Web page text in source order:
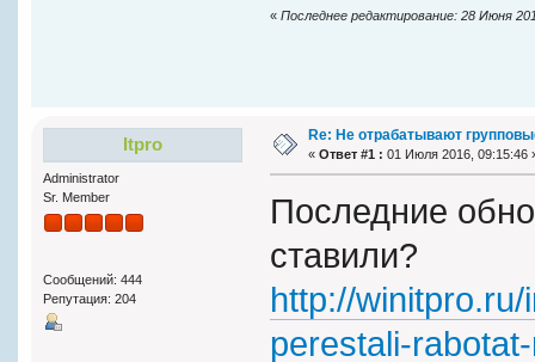
« Последнее редактирование: 28 Июня
Itpro
Administrator
Sr. Member
Сообщений: 444
Репутация: 204
Re: Не отрабатывают
« Ответ #1 : 01 Июля 2016, 09:15:46
Последние
ставили?
http://
perestali-